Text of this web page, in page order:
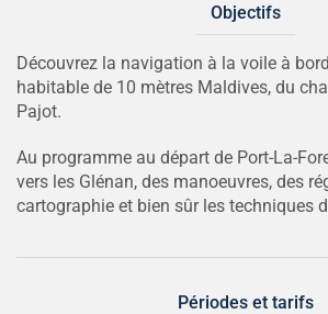
Objectifs
Découvrez la navigation à la voile à
habitable de 10 mètres Maldives, du
Pajot.
Au programme au départ de Port-La-
vers les Glénan, des manoeuvres, des
cartographie et bien sûr les techniques
Périodes et tarifs